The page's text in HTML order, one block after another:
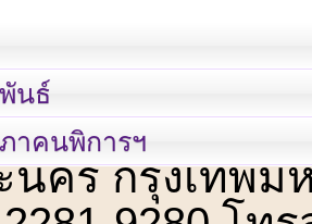
นธ์
าคนพิการฯ
ชั้น 2 ถนนวิ
นคร กรุงเทพม